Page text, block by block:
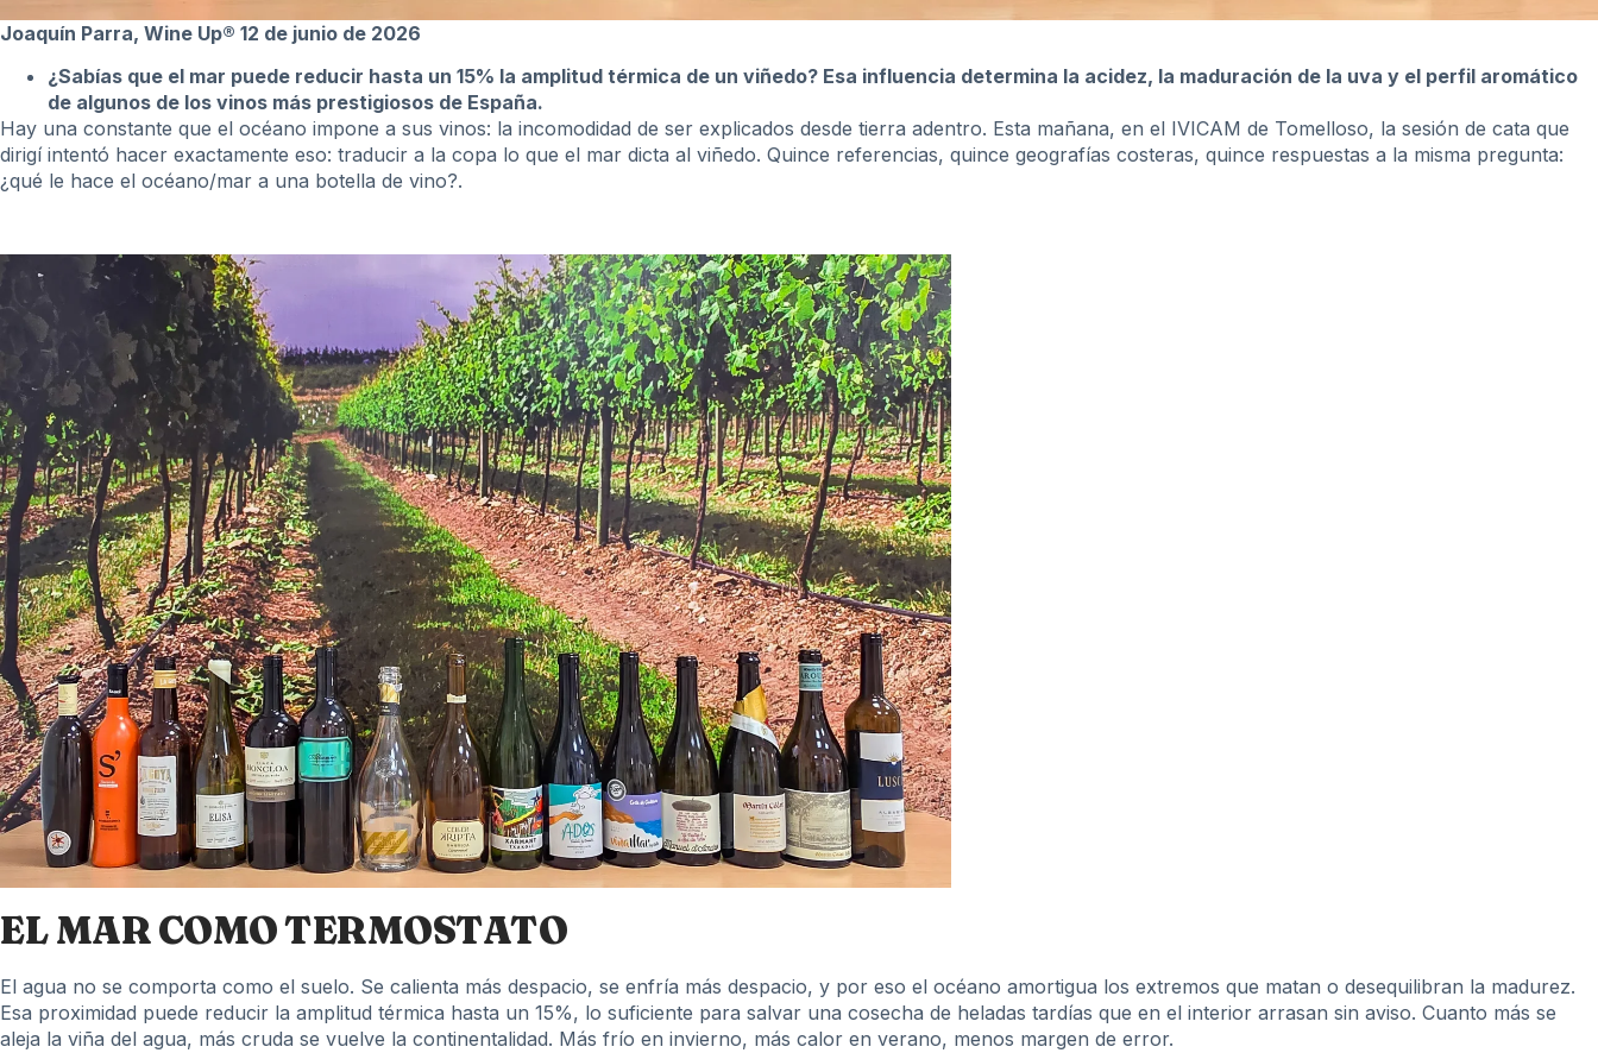
Joaquín Parra, Wine Up® 12 de junio de 2026
¿Sabías que el mar puede reducir hasta un 15% la amplitud térmica de un viñedo? Esa influencia determina la acidez, la maduración de la uva y el perfil aromático
de algunos de los vinos más prestigiosos de España.
Hay una constante que el océano impone a sus vinos: la incomodidad de ser explicados desde tierra adentro. Esta mañana, en el IVICAM de Tomelloso, la sesión de cata que
dirigí intentó hacer exactamente eso: traducir a la copa lo que el mar dicta al viñedo. Quince referencias, quince geografías costeras, quince respuestas a la misma pregunta:
¿qué le hace el océano/mar a una botella de vino?.
EL MAR COMO TERMOSTATO
El agua no se comporta como el suelo. Se calienta más despacio, se enfría más despacio, y por eso el océano amortigua los extremos que matan o desequilibran la madurez.
Esa proximidad puede reducir la amplitud térmica hasta un 15%, lo suficiente para salvar una cosecha de heladas tardías que en el interior arrasan sin aviso. Cuanto más se
aleja la viña del agua, más cruda se vuelve la continentalidad. Más frío en invierno, más calor en verano, menos margen de error.